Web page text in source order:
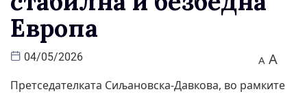
Европа
04/05/2026 A A
Претседателката Сиљановска-Давкова, во рамките